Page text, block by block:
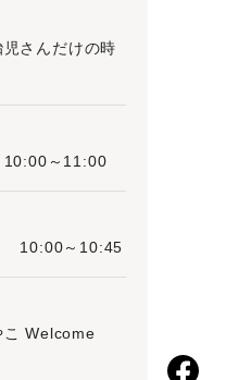
児さんだけの時
～11:00
10:00～10:45
こ Welcome